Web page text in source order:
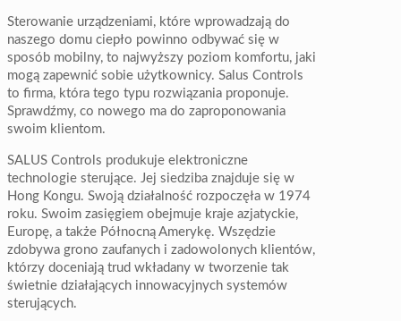
Sterowanie urządzeniami, które wprowadzają do
naszego domu ciepło powinno odbywać się w
sposób mobilny, to najwyższy poziom komfortu, jaki
mogą zapewnić sobie użytkownicy. Salus Controls
to firma, która tego typu rozwiązania proponuje.
Sprawdźmy, co nowego ma do zaproponowania
swoim klientom.
SALUS Controls produkuje elektroniczne
technologie sterujące. Jej siedziba znajduje się w
Hong Kongu. Swoją działalność rozpoczęła w 1974
roku. Swoim zasięgiem obejmuje kraje azjatyckie,
Europę, a także Północną Amerykę. Wszędzie
zdobywa grono zaufanych i zadowolonych klientów,
którzy doceniają trud wkładany w tworzenie tak
świetnie działających innowacyjnych systemów
sterujących.